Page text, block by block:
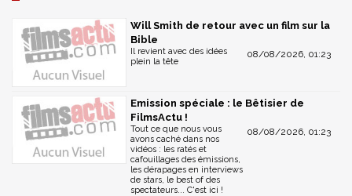
Will Smith de retour avec un film sur la
Bible
08/08/2026, 01:23
Il revient avec des idées
plein la tête
Emission spéciale : le Bêtisier de
FilmsActu !
08/08/2026, 01:23
Tout ce que nous vous
avons caché dans nos
vidéos : les ratés et
cafouillages des émissions,
les dérapages en interviews
de stars, le best of des
spectateurs... C'est ici !